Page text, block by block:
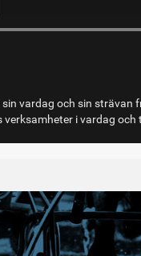
vardag och sin strävan
i vardag och